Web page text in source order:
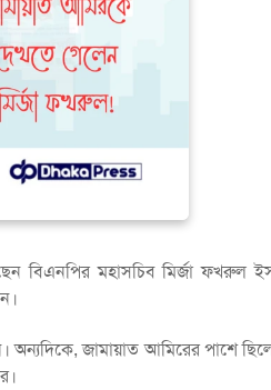
বিএনপির মহাসচিব মির্জা ফখরুল
অন্যদিকে, জামায়াত আমিরের পাশে